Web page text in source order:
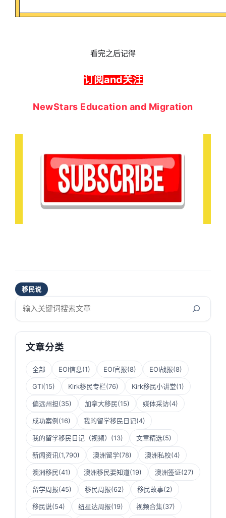
看完之后记得
订阅and关注
NewStars Education and Migration
移民说
搜
文章分类
全部 EOI信息(1) EOI官报(8) EOI战报(8)
GTI(15) Kirk移民专栏(76) Kirk移民小讲堂(1)
偏远州担(35) 加拿大移民(15) 媒体采访(4)
成功案例(16) 我的留学移民日记(4)
我的留学移民日记（视频） (13) 文章精选(5)
新闻资讯(1,790) 澳洲留学(78) 澳洲私校(4)
澳洲移民(41) 澳洲移民要知道(19) 澳洲签证(27)
留学周报(45) 移民周报(62) 移民故事(2)
移民说(54) 纽星达周报(19) 视频合集(37)